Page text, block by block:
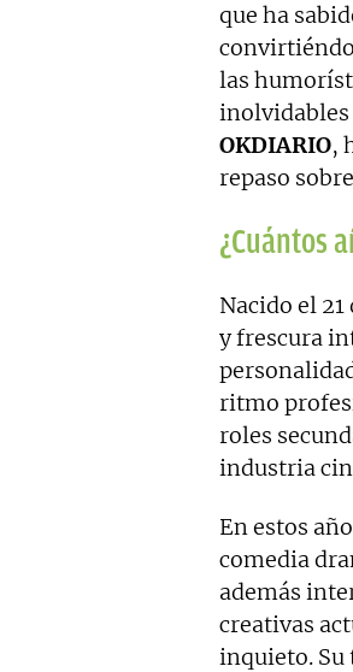
que ha
las
inolvidables
OKDIARIO,
repaso
¿Cuántos
Nacido el
y frescura
ritmo
roles
industria
En estos
comedia
además
creativas
inquieto. Su